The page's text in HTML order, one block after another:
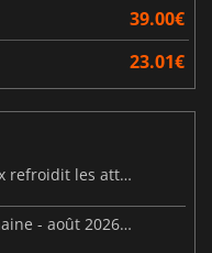
39.00€
23.01€
Steam Frame : une fuite sur le prix refroidit les attentes VR
Sorties de jeux vidéo de cette semaine - août 2026 (semaine 32)